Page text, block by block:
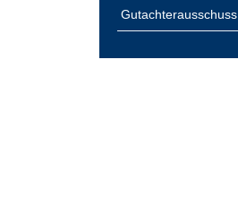
Gutachterausschuss